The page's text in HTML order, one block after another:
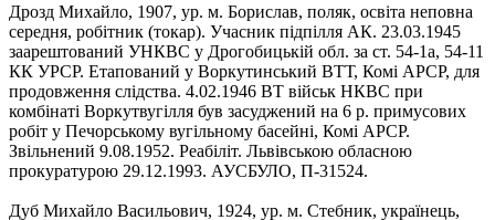
Дрозд Михайло, 1907, ур. м. Борислав, поляк, освіта неповна
середня, робітник (токар). Учасник підпілля АК. 23.03.1945
заарештований УНКВС у Дрогобицькій обл. за ст. 54-1а, 54-11
КК УРСР. Етапований у Воркутинський ВТТ, Комі АРСР, для
продовження слідства. 4.02.1946 ВТ військ НКВС при
комбінаті Воркутвугілля був засуджений на 6 р. примусових
робіт у Печорському вугільному басейні, Комі АРСР.
Звільнений 9.08.1952. Реабіліт. Львівською обласною
прокуратурою 29.12.1993. АУСБУЛО, П-31524.
Дуб Михайло Васильович, 1924, ур. м. Стебник, українець,